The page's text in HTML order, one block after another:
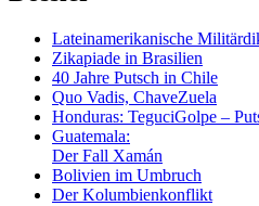
Lateinamerikanische
Zikapiade in Brasilien
40 Jahre Putsch in Chile
Quo Vadis, ChaveZuela
Honduras: TeguciGolpe –
Guatemala:
Der Fall Xamán
Bolivien im Umbruch
Der Kolumbienkonflikt